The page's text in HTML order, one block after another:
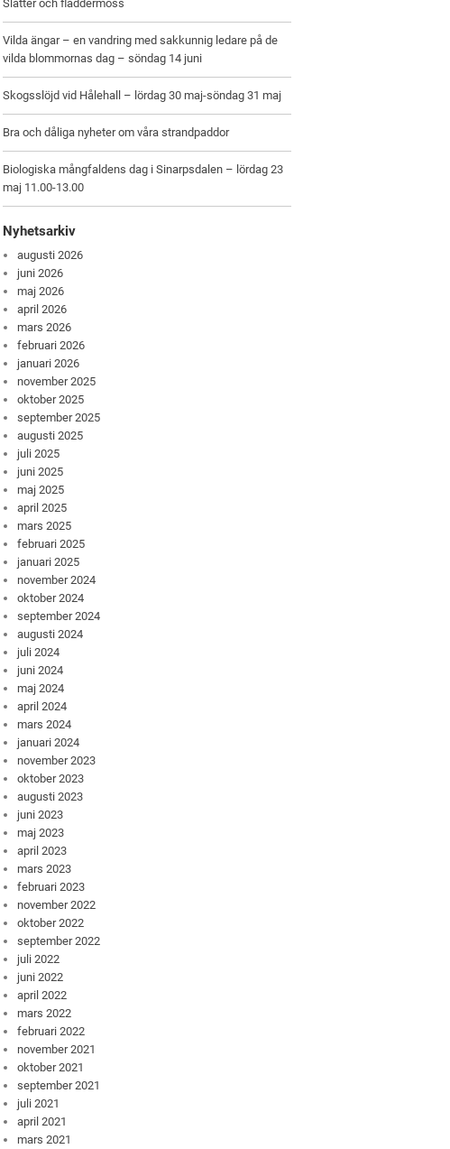
Slåtter och fladdermöss
Vilda ängar – en vandring med sakkunnig ledare på de
vilda blommornas dag – söndag 14 juni
Skogsslöjd vid Hålehall – lördag 30 maj-söndag 31 maj
Bra och dåliga nyheter om våra strandpaddor
Biologiska mångfaldens dag i Sinarpsdalen – lördag 23
maj 11.00-13.00
Nyhetsarkiv
augusti 2026
juni 2026
maj 2026
april 2026
mars 2026
februari 2026
januari 2026
november 2025
oktober 2025
september 2025
augusti 2025
juli 2025
juni 2025
maj 2025
april 2025
mars 2025
februari 2025
januari 2025
november 2024
oktober 2024
september 2024
augusti 2024
juli 2024
juni 2024
maj 2024
april 2024
mars 2024
januari 2024
november 2023
oktober 2023
augusti 2023
juni 2023
maj 2023
april 2023
mars 2023
februari 2023
november 2022
oktober 2022
september 2022
juli 2022
juni 2022
april 2022
mars 2022
februari 2022
november 2021
oktober 2021
september 2021
juli 2021
april 2021
mars 2021